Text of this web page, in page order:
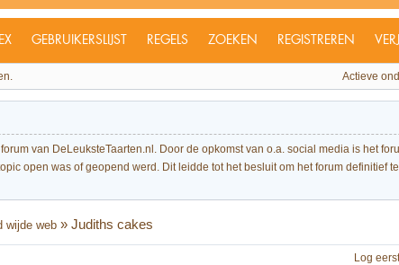
GEBRUIKERSLIJST REGELS ZOEKEN REGISTREREN
Actieve
van DeLeuksteTaarten.nl. Door de opkomst van o.a. social media is het
open was of geopend werd. Dit leidde tot het besluit om het forum definitief
wijde web »Judiths cakes
Log